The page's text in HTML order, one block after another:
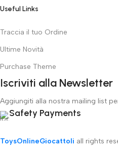
Useful Links
Traccia il tuo Ordine
Ultime Novità
Purchase Theme
Iscriviti alla Newsletter
Aggiungiti alla nostra mailing list
Safety Payments
ToysOnlineGiocattoli all rights